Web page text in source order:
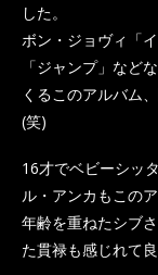
した。
ボン・ジョヴィ「
「ジャンプ」など
くるこのアルバム
(笑)
16才でベビーシッ
ル・アンカもこの
年齢を重ねたシブ
た貫禄も感じれて